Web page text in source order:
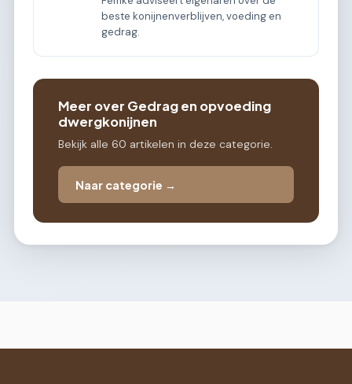
beste konijnenverblijven, voeding en
gedrag.
Meer over Gedrag en opvoeding
dwergkonijnen
Bekijk alle 60 artikelen in deze categorie.
Naar categorie →